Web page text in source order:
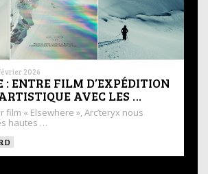
2026
: ENTRE FILM D’EXPÉDITION
AVEC LES …
« Elsewhere », Arc’teryx nous
hautes …